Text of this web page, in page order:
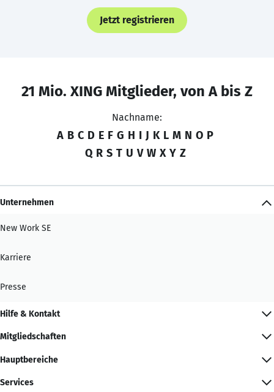
Jetzt registrieren
21 Mio. XING Mitglieder, von A bis Z
Nachname:
A B C D E F G H I J K L M N O P
Q R S T U V W X Y Z
Unternehmen
New Work SE
Karriere
Presse
Hilfe & Kontakt
Mitgliedschaften
Hauptbereiche
Services